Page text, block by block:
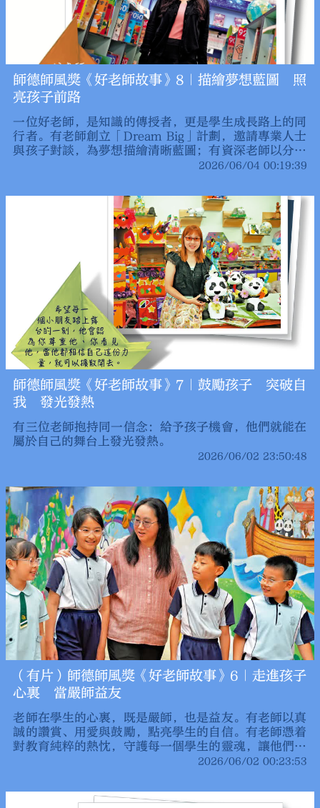
師德師風獎《好老師故事》8｜描繪夢想藍圖 照
亮孩子前路
一位好老師，是知識的傳授者，更是學生成長路上的同
行者。有老師創立「Dream Big」計劃，邀請專業人士
與孩子對談，為夢想描繪清晰藍圖；有資深老師以分組
協作和活潑教學，師生互動，令課堂不再沉悶；有老師
生「百行德為首」，逆境中不放棄、不躺平。三位老師
以不同方式照亮孩子前路，讓他們在成長路上不再孤
單，讓每個生命都綻放獨特光彩。
2026/06/04 00:19:39
師德師風獎《好老師故事》7｜鼓勵孩子 突破自
我 發光發熱
有三位老師抱持同一信念：給予孩子機會，他們就能在
屬於自己的舞台上發光發熱。
2026/06/02 23:50:48
（有片）師德師風獎《好老師故事》6｜走進孩子
心裏 當嚴師益友
老師在學生的心裏，既是嚴師，也是益友。有老師以真
誠的讚賞、用愛與鼓勵，點亮學生的自信。有老師憑着
對教育純粹的熱忱，守護每一個學生的靈魂，讓他們自
信前行。另一位老師以寬嚴並濟的方式教學，培養學生
2026/06/02 00:23:53